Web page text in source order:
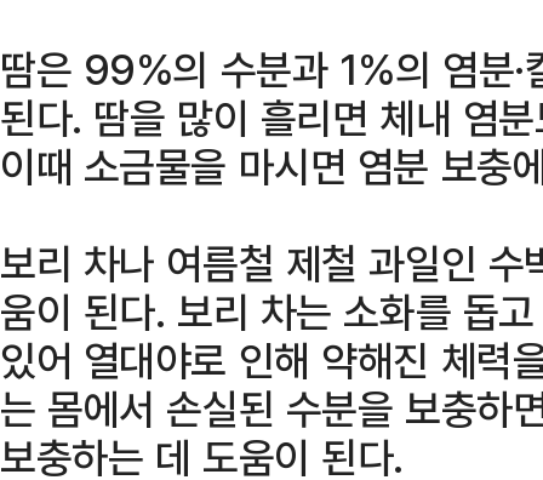
땀은 99%의 수분과 1%의 염분·
된다. 땀을 많이 흘리면 체내 염
이때 소금물을 마시면 염분 보충
보리 차나 여름철 제철 과일인
움이 된다. 보리 차는 소화를 돕
있어 열대야로 인해 약해진 체력
는 몸에서 손실된 수분을 보충하
보충하는 데 도움이 된다.